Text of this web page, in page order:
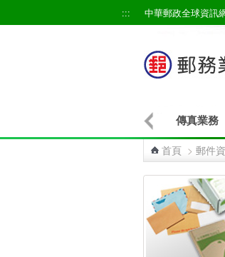
::: 中華郵政全球資訊
傳真業務
首頁 > 郵件